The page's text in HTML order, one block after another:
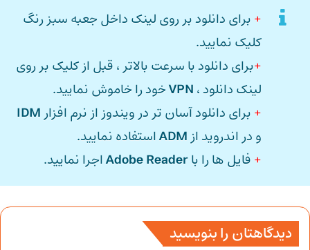
+ برای دانلود بر روی لینک داخل جعبه سبز رنگ
کلیک نمایید.
+برای دانلود با سرعت بالاتر ، قبل از کلیک بر روی
لینک دانلود ، VPNخود را خاموش نمایید.
+ برای دانلود آسان تر در ویندوز از نرم افزار IDM
و در اندروید از ADMاستفاده نمایید.
+ فایل ها را باAdobe Readerاجرا نمایید.
دیدگاهتان را بنویسید